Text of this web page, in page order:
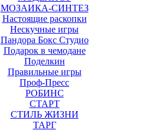
МОЗАИКА-СИНТЕЗ
Настоящие раскопки
Нескучные игры
Пандора Бокс Студио
Подарок в чемодане
Поделкин
Правильные игры
Проф-Пресс
РОБИНС
СТАРТ
СТИЛЬ ЖИЗНИ
ТАРГ